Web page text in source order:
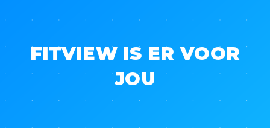
FITVIEW IS ER VOOR
JOU